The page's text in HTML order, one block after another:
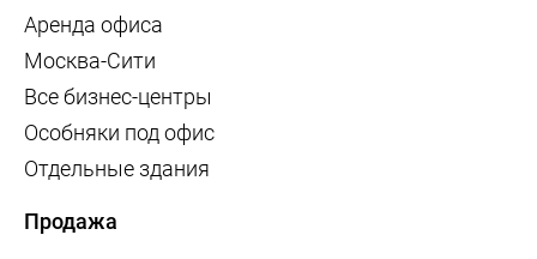
Аренда офиса
Москва-Сити
Все бизнес-центры
Особняки под офис
Отдельные здания
Продажа